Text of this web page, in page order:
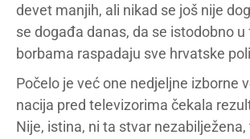
devet manjih, ali nikad se još nije
se događa danas, da se istodobno
borbama raspadaju sve hrvatske
Počelo je već one nedjeljne izborne
nacija pred televizorima čekala
Nije, istina, ni ta stvar nezabilježena,